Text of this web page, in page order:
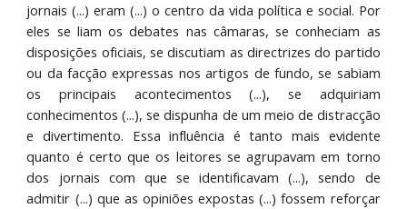
jornais (...) eram (...) o centro da vida política e social. Por
eles se liam os debates nas câmaras, se conheciam as
disposições oficiais, se discutiam as directrizes do partido
ou da facção expressas nos artigos de fundo, se sabiam
os principais acontecimentos (...), se adquiriam
conhecimentos (...), se dispunha de um meio de distracção
e divertimento. Essa influência é tanto mais evidente
quanto é certo que os leitores se agrupavam em torno
dos jornais com que se identificavam (...), sendo de
admitir (...) que as opiniões expostas (...) fossem reforçar